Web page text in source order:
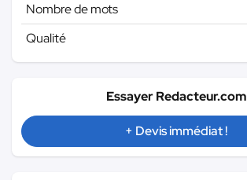
Nombre de mots
Qualité
Essayer Redacteur.com
+ Devis immédiat !